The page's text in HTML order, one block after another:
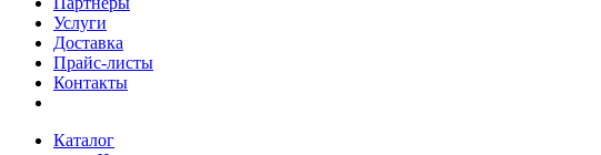
Услуги
Доставка
Прайс-листы
Контакты
Каталог